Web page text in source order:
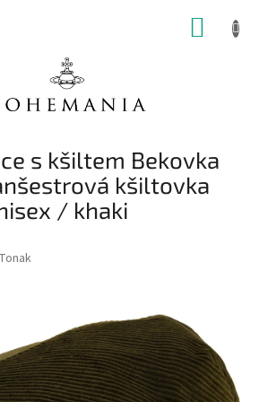
s kšiltem Bekovka
kšiltovka
/ khaki
Tonak